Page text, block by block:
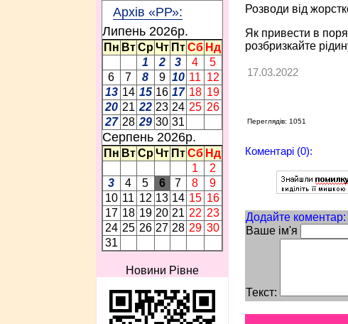
Архів «РР»:
Липень 2026p.
Пн Вт Ср Чт Пт Сб Нд
1
2 3 4
5
6
7 8 9 10 11 12
13 14 15 16 17 18 19
20 21 22 23 24 25 26
27 28 29 30 31
Серпень 2026p.
Пн Вт Ср Чт Пт Сб Нд
1
2
3
4 5 6 7 8
9
10 11 12 13 14 15 16
17 18 19 20 21 22 23
24 25 26 27 28 29 30
31
Новини Рівне
Розводи від
Як привести в
розбризкайте
17.03.2022
Переглядів: 1051
Коментарі (0):
Додайте коментар:
Ваше ім'я
Текст: